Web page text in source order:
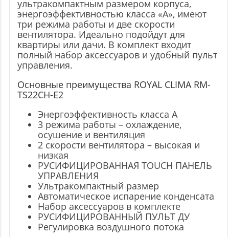
ультракомпактным размером корпуса,
энергоэффективностью класса «А», имеют
три режима работы и две скорости
вентилятора. Идеально подойдут для
квартиры или дачи. В комплект входит
полный набор аксессуаров и удобный пульт
управления.
Основные преимущества ROYAL CLIMA RM-
TS22CH-E2
Энергоэффективность класса А
3 режима работы – охлаждение,
осушение и вентиляция
2 скорости вентилятора – высокая и
низкая
РУСИФИЦИРОВАННАЯ TOUCH ПАНЕЛЬ
УПРАВЛЕНИЯ
Ультракомпактный размер
Автоматическое испарение конденсата
Набор аксессуаров в комплекте
РУСИФИЦИРОВАННЫЙ ПУЛЬТ ДУ
Регулировка воздушного потока